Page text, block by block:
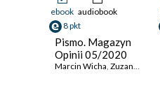
ebook audiobook
8 pkt
Pismo. Magazyn
Opinii 05/2020
Marcin Wicha, Zuzanna Kowalczyk